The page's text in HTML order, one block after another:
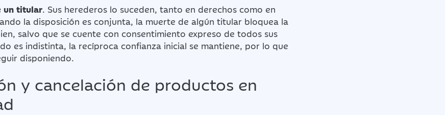
un titular. Sus herederos lo suceden, tanto en derechos como en
la disposición es conjunta, la muerte de algún titular bloquea la
salvo que se cuente con consentimiento expreso de todos sus
es indistinta, la recíproca confianza inicial se mantiene, por lo que
disponiendo.
y cancelación de productos en